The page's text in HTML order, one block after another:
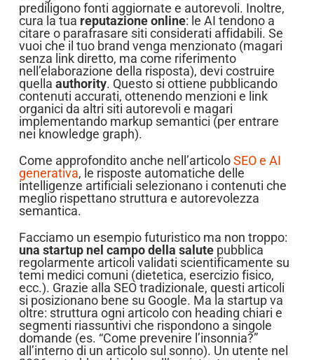
prediligono fonti aggiornate e autorevoli. Inoltre,
cura la tua reputazione online: le AI tendono a
citare o parafrasare siti considerati affidabili. Se
vuoi che il tuo brand venga menzionato (magari
senza link diretto, ma come riferimento
nell’elaborazione della risposta), devi costruire
quella authority. Questo si ottiene pubblicando
contenuti accurati, ottenendo menzioni e link
organici da altri siti autorevoli e magari
implementando markup semantici (per entrare
nei knowledge graph).
Come approfondito anche nell’articoloSEO e AI
generativa, le risposte automatiche delle
intelligenze artificiali selezionano i contenuti che
meglio rispettano struttura e autorevolezza
semantica.
Facciamo un esempio futuristico ma non troppo:
una startup nel campo della salutepubblica
regolarmente articoli validati scientificamente su
temi medici comuni (dietetica, esercizio fisico,
ecc.). Grazie alla SEO tradizionale, questi articoli
si posizionano bene su Google. Ma la startup va
oltre: struttura ogni articolo con heading chiari e
segmenti riassuntivi che rispondono a singole
domande (es. “Come prevenire l’insonnia?”
all’interno di un articolo sul sonno). Un utente nel